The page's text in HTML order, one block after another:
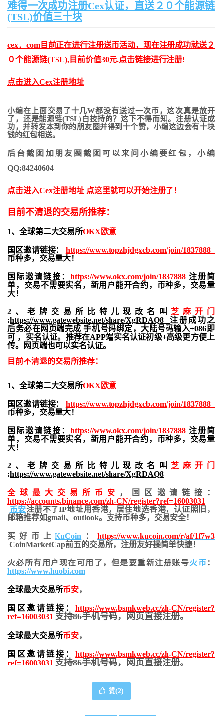
难得一次成功注册Cex认证，直送２０个能源链
(TSL)价值三十块
cex．com目前正在进行注册送币活动，现在注册成功就送２
０个能源链(TSL),目前价值30元.点击链接进行注册!
点击进入Cex注册地址
小编在上面交易了十几W都没有送过一次币，这次真是放开
了，还是能源链(TSL)白技持的？这下不得而知。注册认证成
功，并转发本到你的朋友圈并得到十个赞，小编这边会有十块
钱的红包相送。
后台截图加朋友圈截图可以来问小编要红包，小编
QQ:84240604
点击进入Cex注册地址 点这里就可以开始注册了！
目前不清退的交易所推荐：
1、全球第二大交易所OKX欧意
国区邀请链接： https://www.topzhjdgxcb.com/join/1837888
币种多，交易量大！
国际邀请链接： https://www.okx.com/join/1837888注册简
单，交易不需要实名，新用户能开合约， 币种多，交易量
大！
2、老牌交易所比特儿现改名叫 芝麻开门
:https://www.gatewebsite.net/share/XgRDAQ8 注册成功之
后务必在网页端完成 手机号码绑定，大陆号码输入+086即
可 ，实名认证。推荐在APP端实名认证初级+高级更方便上
传。网页端也可以实名认证。
目前不清退的交易所推荐：
1、全球第二大交易所OKX欧意
国区邀请链接： https://www.topzhjdgxcb.com/join/1837888
币种多，交易量大！
国际邀请链接： https://www.okx.com/join/1837888注册简
单，交易不需要实名，新用户能开合约， 币种多，交易量
大！
2、老牌交易所比特儿现改名叫 芝麻开门
:https://www.gatewebsite.net/share/XgRDAQ8
全球最大交易所 币安
，国区邀请链接：
https://accounts.binance.com/zh-CN/register?ref=16003031
币安注册不了IP地址用香港，居住地选香港，认证照旧，
邮箱推荐如gmail、outlook。支持币种多，交易安全！
买好币上KuCoin ：https://www.kucoin.com/r/af/1f7w3
CoinMarketCap前五的交易所，注册友好操简单快捷！
火必所有用户现在可用了，但是要重新注册账号火币 ：
https://www.huobi.com
全球最大交易所币安，
国区邀请链接： https://www.bsmkweb.cc/zh-CN/register?
ref=16003031 支持86手机号码，网页直接注册。
全球最大交易所币安，
国区邀请链接： https://www.bsmkweb.cc/zh-CN/register?
ref=16003031 支持86手机号码，网页直接注册。
赞(2)